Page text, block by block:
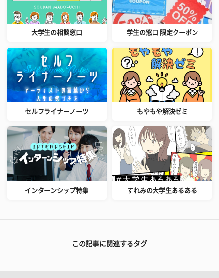
大学生の相談窓口 学生の窓口 限定クーポン
セルフライナーノーツ もやもや解決ゼミ
インターンシップ特集 すれみの大学生あるある
この記事に関連するタグ